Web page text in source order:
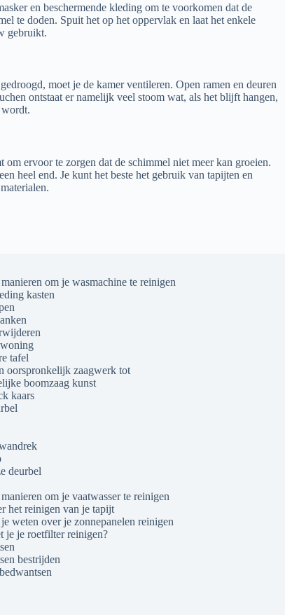
en beschermende kleding om te voorkomen dat de
te doden. Spuit het op het oppervlak en laat het enkele
gebruikt.
moet je de kamer ventileren. Open ramen en deuren
ontstaat er namelijk veel stoom wat, als het blijft hangen,
wordt.
ervoor te zorgen dat de schimmel niet meer kan groeien.
heel end. Je kunt het beste het gebruik van tapijten en
om je wasmachine te reinigen
kasten
tafel
oorspronkelijk zaagwerk tot
boomzaag kunst
kaars
deurbel
om je vaatwasser te reinigen
het reinigen van je tapijt
weten over je zonnepanelen reinigen
je je roetfilter reinigen?
bestrijden